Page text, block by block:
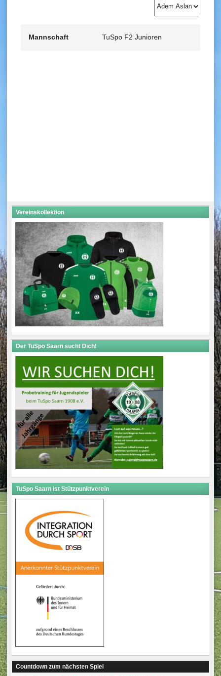
Mannschaft TuSpo F2 Junioren
Vereinskollektion
Der TuSpo Saarn sucht Dich!
TuSpo Saarn ist Stützpunktverein
Countdown zum nächsten Spiel